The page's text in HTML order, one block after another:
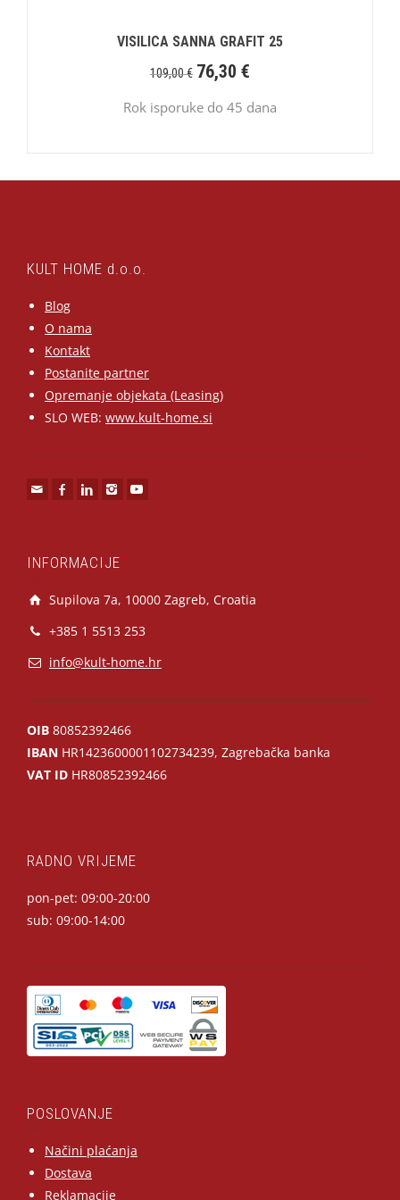
VISILICA SANNA GRAFIT 25
109,00€ 76,30 €
Rok isporuke do 45 dana
KULT HOME d.o.o.
Blog
O nama
Kontakt
Postanite partner
Opremanje objekata (Leasing)
SLO WEB: www.kult-home.si
INFORMACIJE
Supilova 7a, 10000 Zagreb, Croatia
+385 1 5513 253
info@kult-home.hr
OIB 80852392466
IBAN HR1423600001102734239, Zagrebačka banka
VAT ID HR80852392466
RADNO VRIJEME
pon-pet: 09:00-20:00
sub: 09:00-14:00
POSLOVANJE
Načini plaćanja
Dostava
Reklamacije